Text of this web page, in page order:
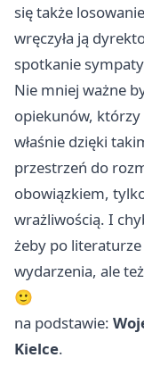
się także
wręczyła ją
spotkanie
Nie mniej ważne
opiekunów,
właśnie dzięki
przestrzeń do
obowiązkiem,
wrażliwością. I
żeby po
wydarzenia, ale
🙂
na podstawie:
Kielce.